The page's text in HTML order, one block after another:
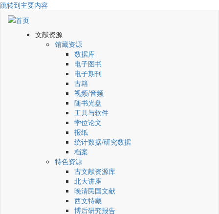
跳转到主要内容
文献资源
馆藏资源
数据库
电子图书
电子期刊
古籍
视频/音频
随书光盘
工具与软件
学位论文
报纸
统计数据/研究数据
档案
特色资源
古文献资源库
北大讲座
晚清民国文献
西文特藏
博后研究报告